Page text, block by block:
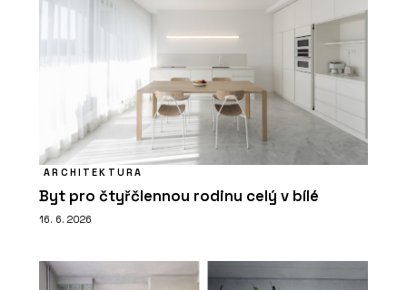
ARCHITEKTURA
Byt pro čtyřčlennou rodinu celý v bílé
16. 6. 2026